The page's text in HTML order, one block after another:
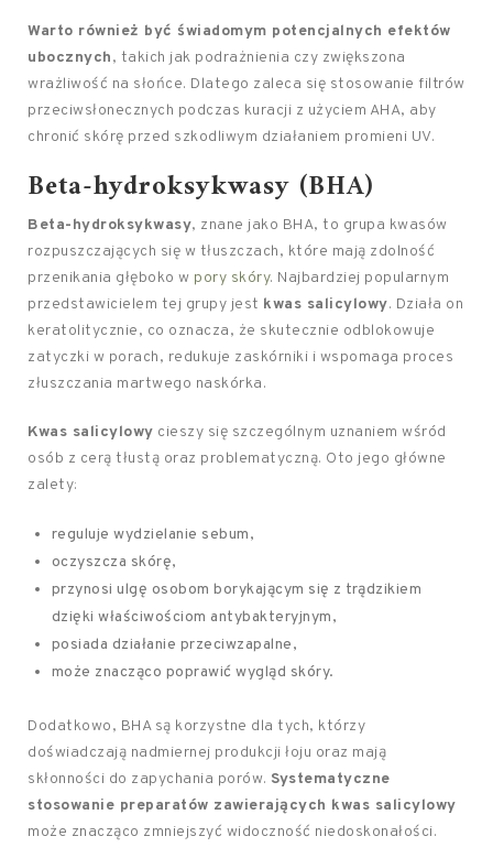
Warto również być świadomym potencjalnych efektów
ubocznych, takich jak podrażnienia czy zwiększona
wrażliwość na słońce. Dlatego zaleca się stosowanie filtrów
przeciwsłonecznych podczas kuracji z użyciem AHA, aby
chronić skórę przed szkodliwym działaniem promieni UV.
Beta-hydroksykwasy (BHA)
Beta-hydroksykwasy, znane jako BHA, to grupa kwasów
rozpuszczających się w tłuszczach, które mają zdolność
przenikania głęboko w pory skóry. Najbardziej popularnym
przedstawicielem tej grupy jest kwas salicylowy. Działa on
keratolitycznie, co oznacza, że skutecznie odblokowuje
zatyczki w porach, redukuje zaskórniki i wspomaga proces
złuszczania martwego naskórka.
Kwas salicylowy cieszy się szczególnym uznaniem wśród
osób z cerą tłustą oraz problematyczną. Oto jego główne
zalety:
reguluje wydzielanie sebum,
oczyszcza skórę,
przynosi ulgę osobom borykającym się z trądzikiem
dzięki właściwościom antybakteryjnym,
posiada działanie przeciwzapalne,
może znacząco poprawić wygląd skóry.
Dodatkowo, BHA są korzystne dla tych, którzy
doświadczają nadmiernej produkcji łoju oraz mają
skłonności do zapychania porów. Systematyczne
stosowanie preparatów zawierających kwas salicylowy
może znacząco zmniejszyć widoczność niedoskonałości.